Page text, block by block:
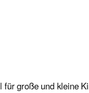
große und kleine